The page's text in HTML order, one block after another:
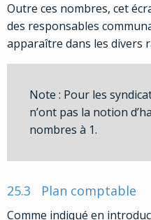
Outre ces nombres, cet
des responsables
apparaître dans les divers
Note : Pour les
n’ont pas la notion
nombres à 1.
25.3 Plan comptable
Comme indiqué en